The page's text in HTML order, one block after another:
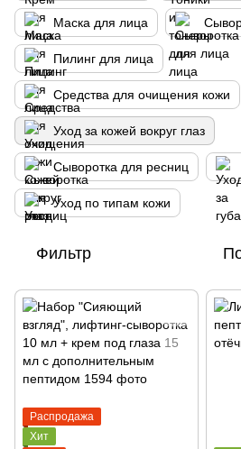
Маска для лица
Пилинг для лица
Средства для очищения кожи
Уход за кожей вокруг глаз
Сыворотка для ресниц
Уход по типам кожи
Фильтр
Распродажа
Хит